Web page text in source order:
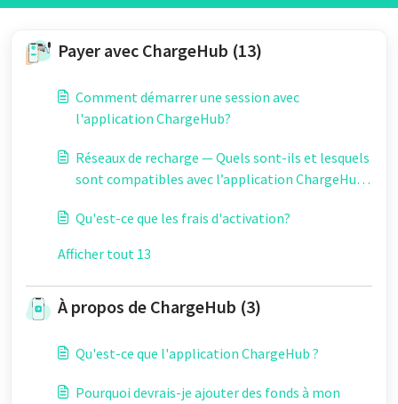
Payer avec ChargeHub (13)
Comment démarrer une session avec
l'application ChargeHub?
Réseaux de recharge — Quels sont-ils et lesquels
sont compatibles avec l’application ChargeHub
Qu'est-ce que les frais d'activation?
Afficher tout 13
À propos de ChargeHub (3)
Qu'est-ce que l'application ChargeHub ?
Pourquoi devrais-je ajouter des fonds à mon